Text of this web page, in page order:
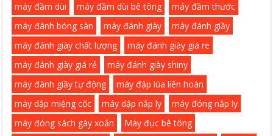
máy đầm dùi
máy đầm dùi bê tông
máy đầm thước
máy đánh bóng sàn
máy đánh giày
máy đánh giầy
máy đánh giày chất lượng
máy đánh giày giá re
máy đánh giày giá rẻ
máy đánh giày shiny
máy đánh giầy tự động
máy đập lúa liên hoàn
máy dập miệng cốc
máy dập nắp ly
máy đóng nắp ly
máy đóng sách gáy xoắn
Máy đục bê tông